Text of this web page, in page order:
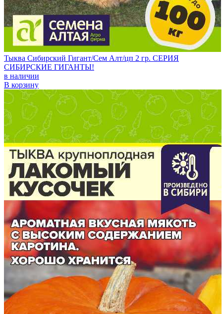
Тыква Сибирский Гигант/Сем Алт/цп 2 гр. СЕРИЯ
СИБИРСКИЕ ГИГАНТЫ!
в наличии
В корзину